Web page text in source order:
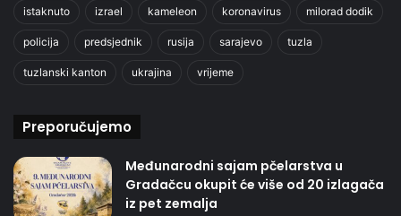
istaknuto izrael kameleon koronavirus milorad dodik
policija predsjednik rusija sarajevo tuzla
tuzlanski kanton ukrajina vrijeme
Preporučujemo
Međunarodni sajam pčelarstva u
Gradačcu okupit će više od 20 izlagača
iz pet zemalja